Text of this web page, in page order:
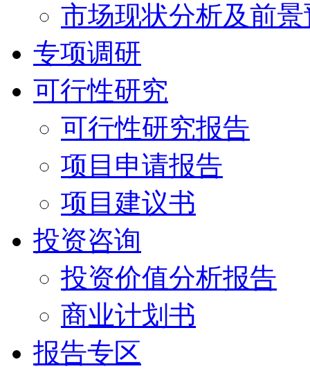
市场现状分析及前
专项调研
可行性研究
可行性研究报告
项目申请报告
项目建议书
投资咨询
投资价值分析报告
商业计划书
报告专区